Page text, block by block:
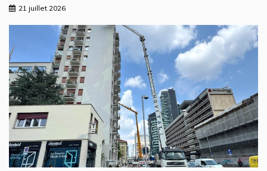
21 juillet 2026